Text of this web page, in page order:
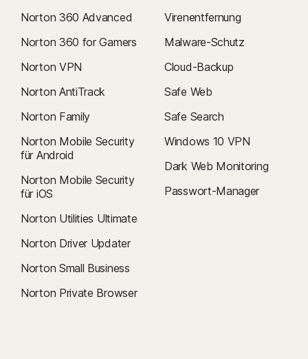
Norton 360 Advanced
Norton 360 for Gamers
Norton VPN
Norton AntiTrack
Norton Family
Norton Mobile Security
für Android
Norton Mobile Security
für iOS
Norton Utilities Ultimate
Norton Driver Updater
Norton Small Business
Norton Private Browser
Virenentfernung
Malware-Schutz
Cloud-Backup
Safe Web
Safe Search
Windows 10 VPN
Dark Web Monitoring
Passwort-Manager